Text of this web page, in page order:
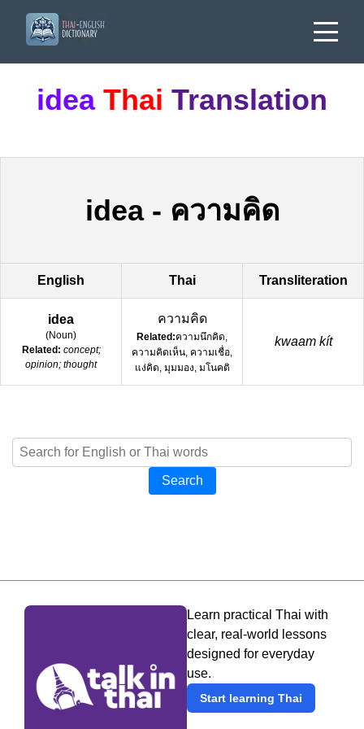
idea Thai Translation
idea- ความคิด
English Thai Transliteration
idea
(Noun)
Related: concept;
opinion; thought
ความคิด
Related:ความนึกคิด,
ความคิดเห็น, ความเชื่อ,
แง่คิด, มุมมอง, มโนคติ
kwaam kít
Search
Learn practical Thai with
clear, real-world lessons
designed for everyday
use.
Start learning Thai